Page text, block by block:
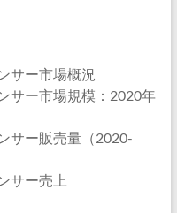
サー市場概況
サー市場規模：2020年
サー販売量（2020-
サー売上